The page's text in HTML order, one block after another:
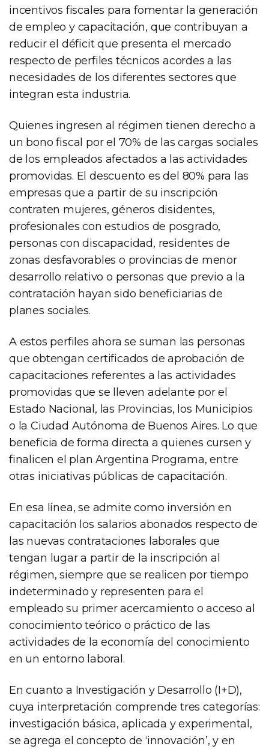
incentivos fiscales para fomentar la generación
de empleo y capacitación, que contribuyan a
reducir el déficit que presenta el mercado
respecto de perfiles técnicos acordes a las
necesidades de los diferentes sectores que
integran esta industria.
Quienes ingresen al régimen tienen derecho a
un bono fiscal por el 70% de las cargas sociales
de los empleados afectados a las actividades
promovidas. El descuento es del 80% para las
empresas que a partir de su inscripción
contraten mujeres, géneros disidentes,
profesionales con estudios de posgrado,
personas con discapacidad, residentes de
zonas desfavorables o provincias de menor
desarrollo relativo o personas que previo a la
contratación hayan sido beneficiarias de
planes sociales.
A estos perfiles ahora se suman las personas
que obtengan certificados de aprobación de
capacitaciones referentes a las actividades
promovidas que se lleven adelante por el
Estado Nacional, las Provincias, los Municipios
o la Ciudad Autónoma de Buenos Aires. Lo que
beneficia de forma directa a quienes cursen y
finalicen el plan Argentina Programa, entre
otras iniciativas públicas de capacitación.
En esa línea, se admite como inversión en
capacitación los salarios abonados respecto de
las nuevas contrataciones laborales que
tengan lugar a partir de la inscripción al
régimen, siempre que se realicen por tiempo
indeterminado y representen para el
empleado su primer acercamiento o acceso al
conocimiento teórico o práctico de las
actividades de la economía del conocimiento
en un entorno laboral.
En cuanto a Investigación y Desarrollo (I+D),
cuya interpretación comprende tres categorías:
investigación básica, aplicada y experimental,
se agrega el concepto de ‘innovación’, y en